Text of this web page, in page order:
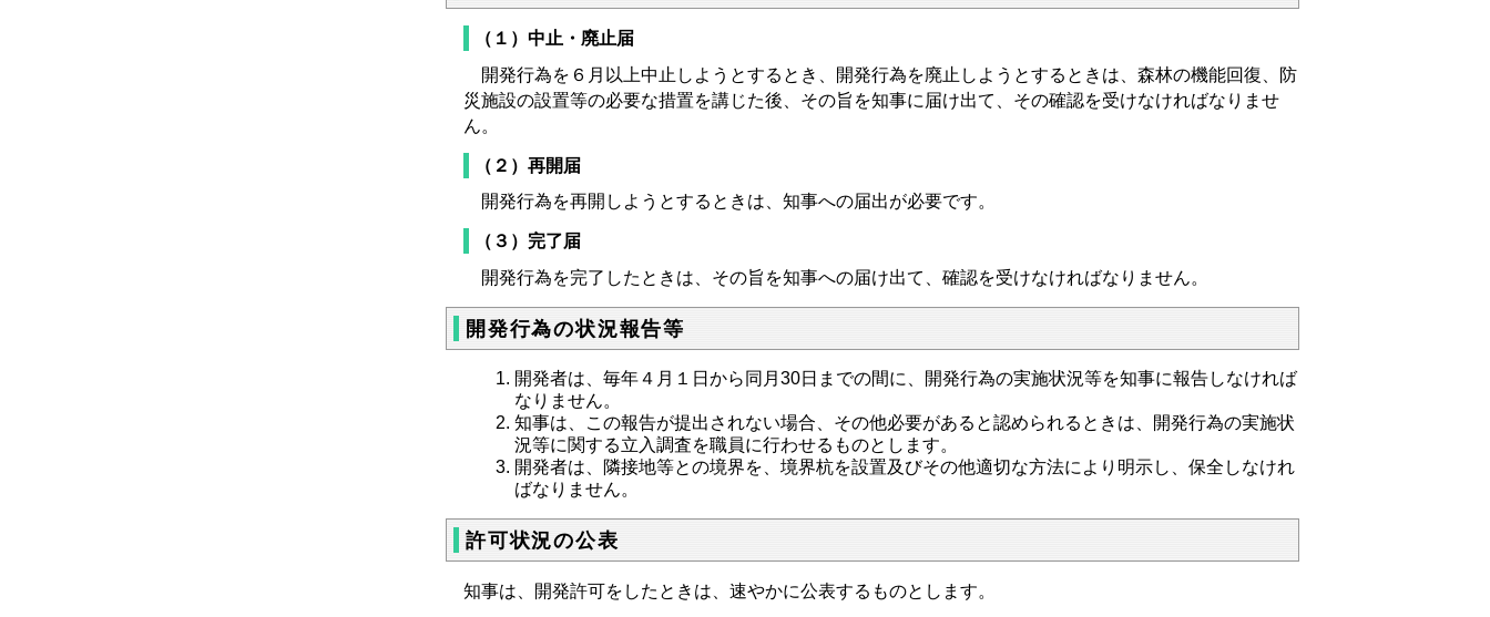
（１）中止・廃止届
開発行為を６月以上中止しようとするとき、開発行為を廃止しようとするときは、森林の機能回復、防
災施設の設置等の必要な措置を講じた後、その旨を知事に届け出て、その確認を受けなければなりませ
ん。
（２）再開届
開発行為を再開しようとするときは、知事への届出が必要です。
（３）完了届
開発行為を完了したときは、その旨を知事への届け出て、確認を受けなければなりません。
開発行為の状況報告等
開発者は、毎年４月１日から同月30日までの間に、開発行為の実施状況等を知事に報告しなければ
なりません。
知事は、この報告が提出されない場合、その他必要があると認められるときは、開発行為の実施状
況等に関する立入調査を職員に行わせるものとします。
開発者は、隣接地等との境界を、境界杭を設置及びその他適切な方法により明示し、保全しなけれ
ばなりません。
許可状況の公表
知事は、開発許可をしたときは、速やかに公表するものとします。